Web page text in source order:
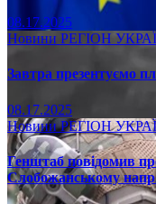
08.17.2025
Новини РЕГІОН
Завтра презентуємо
08.17.2025
НовиниРЕГІОН
Генштаб повідомив
Слобожанському